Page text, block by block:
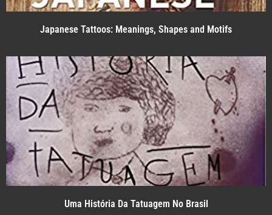
Japanese Tattoos: Meanings, Shapes and Motifs
Uma História Da Tatuagem No Brasil